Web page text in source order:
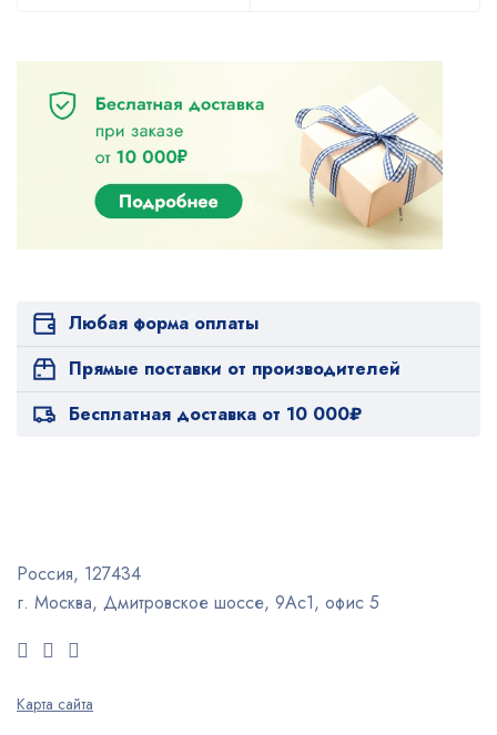
Любая форма оплаты
Прямые поставки от производителей
Бесплатная доставка от 10 000₽
Россия, 127434
г. Москва, Дмитровское шоссе, 9Ас1, офис 5
Карта сайта